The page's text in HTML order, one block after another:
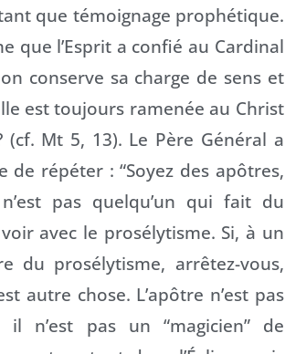
que témoignage prophétique.
que l’Esprit a confié au Cardinal
conserve sa charge de sens et
est toujours ramenée au Christ
Mt 5, 13). Le Père Général a
de répéter : “Soyez des apôtres,
pas quelqu’un qui fait du
avec le prosélytisme. Si, à un
prosélytisme, arrêtez-vous,
autre chose. L’apôtre n’est pas
n’est pas un “magicien” de